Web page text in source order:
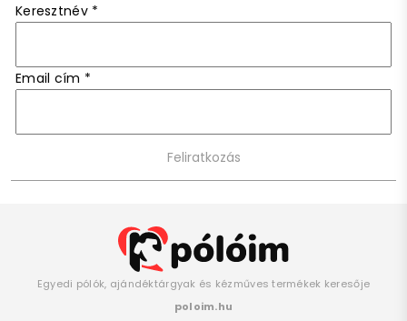
Keresztnév *
Email cím *
Egyedi pólók, ajándéktárgyak és kézműves termékek keresője
poloim.hu